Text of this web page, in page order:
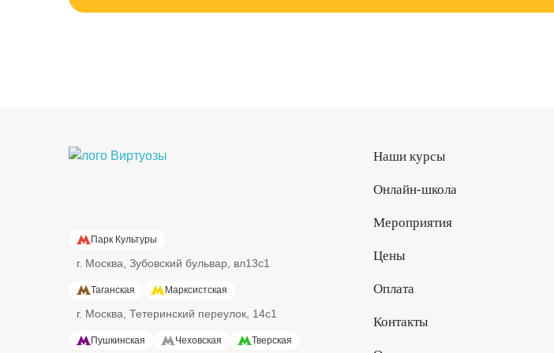
Парк Культуры
г. Москва Зубовский бульвар, вл13с1
Таганская Марксистская
г. Москва Тетеринский переулок, 14с1
Пушкинская Чеховская Тверская
Наши курсы
Онлайн-школа
Мероприятия
Цены
Оплата
Контакты